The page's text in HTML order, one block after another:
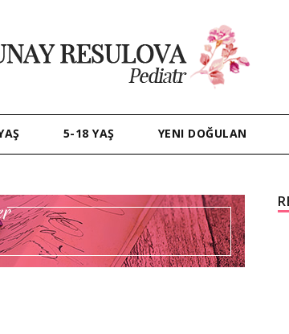
5-18 YAŞ YENI DOĞULAN